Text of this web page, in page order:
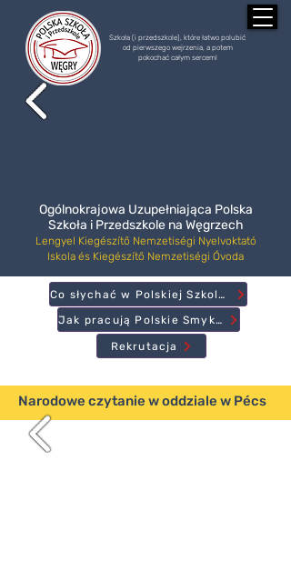
Szkoła (i przedszkole), które łatwo polubić
od pierwszego wejrzenia, a potem
pokochać całym sercem!
Ogólnokrajowa Uzupełniająca Polska
Szkoła i Przedszkole na Węgrzech
Lengyel Kiegészítő Nemzetiségi Nyelvoktató
Iskola és Kiegészítő Nemzetiségi Óvoda
Rekrutacja
Jak pracują Polskie Smyki?
Co słychać w Polskiej Szkole?
Narodowe czytanie w oddziale w Pécs